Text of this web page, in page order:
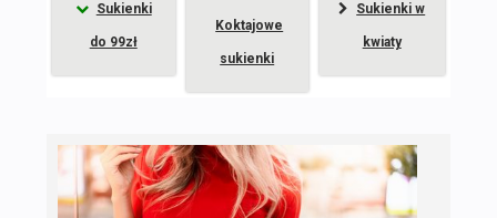
Sukienki
do 99zł
Koktajowe
sukienki
Sukienki w
kwiaty